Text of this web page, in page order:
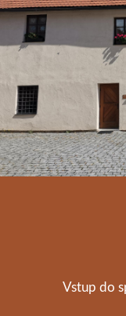
Vstup do